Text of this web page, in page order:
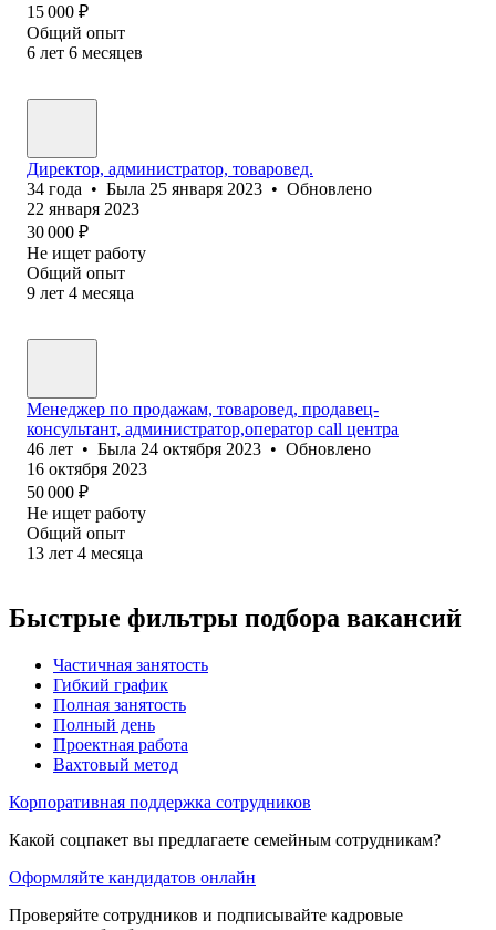
15 000 ₽
Общий опыт
6 лет 6 месяцев
Директор, администратор, товаровед.
34 года • Была 25 января 2023 • Обновлено
22 января 2023
30 000 ₽
Не ищет работу
Общий опыт
9 лет 4 месяца
Менеджер по продажам, товаровед, продавец-
консультант, администратор,оператор call центра
46 лет • Была 24 октября 2023 • Обновлено
16 октября 2023
50 000 ₽
Не ищет работу
Общий опыт
13 лет 4 месяца
Быстрые фильтры подбора вакансий
Частичная занятость
Гибкий график
Полная занятость
Полный день
Проектная работа
Вахтовый метод
Корпоративная поддержка сотрудников
Какой соцпакет вы предлагаете семейным сотрудникам?
Оформляйте кандидатов онлайн
Проверяйте сотрудников и подписывайте кадровые